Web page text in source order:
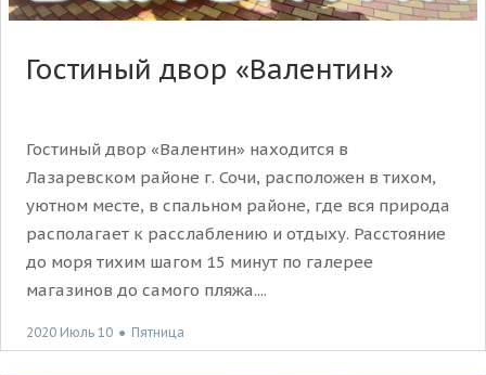
Гостиный двор «Валентин»
Гостиный двор «Валентин» находится в
Лазаревском районе г. Сочи, расположен в тихом,
уютном месте, в спальном районе, где вся природа
располагает к расслаблению и отдыху. Расстояние
до моря тихим шагом 15 минут по галерее
магазинов до самого пляжа....
2020 Июль 10 ● Пятница